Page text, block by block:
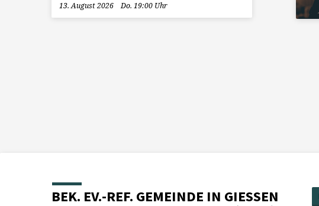
13. August 2026
Do. 19:00 Uhr
BEK. EV.-REF. GEMEINDE IN GIESSEN